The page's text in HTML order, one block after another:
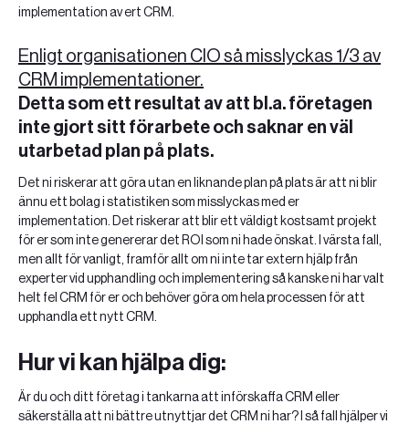
implementation av ert CRM.
Enligt organisationen CIO så misslyckas 1/3 av
CRM implementationer.
Detta som ett resultat av att bl.a. företagen
inte gjort sitt förarbete och saknar en väl
utarbetad plan på plats.
Det ni riskerar att göra utan en liknande plan på plats är att ni blir
ännu ett bolag i statistiken som misslyckas med er
implementation. Det riskerar att blir ett väldigt kostsamt projekt
för er som inte genererar det ROI som ni hade önskat. I värsta fall,
men allt för vanligt, framför allt om ni inte tar extern hjälp från
experter vid upphandling och implementering så kanske ni har valt
helt fel CRM för er och behöver göra om hela processen för att
upphandla ett nytt CRM.
Hur vi kan hjälpa dig:
Är du och ditt företag i tankarna att införskaffa CRM eller
säkerställa att ni bättre utnyttjar det CRM ni har? I så fall hjälper vi